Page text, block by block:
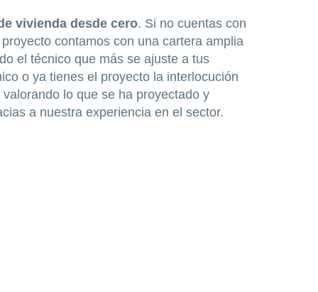
vivienda desde cero. Si no cuentas con
contamos con una cartera amplia
el técnico que más se ajuste a tus
o ya tienes el proyecto la interlocución
lo que se ha proyectado y
a nuestra experiencia en el sector.